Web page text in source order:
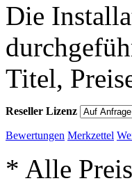
Die
Titel,
Reseller Lizenz
Bewertungen Merkzettel
* Alle